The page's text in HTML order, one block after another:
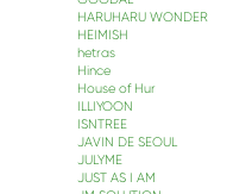
HARUHARU WONDER
HEIMISH
hetras
Hince
House of Hur
ILLIYOON
ISNTREE
JAVIN DE SEOUL
JULYME
JUST AS I AM